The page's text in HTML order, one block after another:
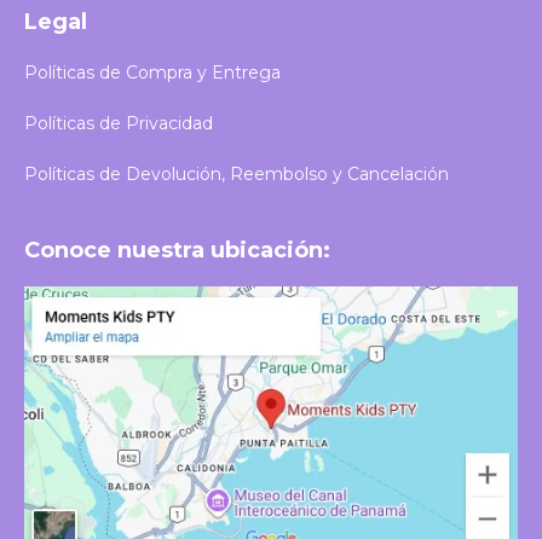
Legal
Políticas de Compra y Entrega
Políticas de Privacidad
Políticas de Devolución, Reembolso y Cancelación
Conoce nuestra ubicación: